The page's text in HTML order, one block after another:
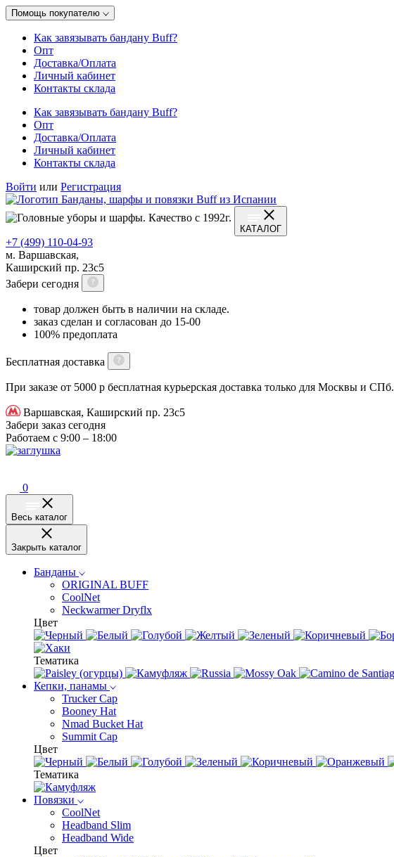
Помощь покупателю
Как завязывать бандану Buff?
Опт
Доставка/Оплата
Личный кабинет
Контакты склада
Как завязывать бандану Buff?
Опт
Доставка/Оплата
Личный кабинет
Контакты склада
Войти или Регистрация
КАТАЛОГ
+7 (499) 110-04-93
м. Варшавская,
Каширский пр. 23с5
Забери сегодня
товар должен быть в наличии на складе.
заказ сделан и согласован до 15-00
100% предоплата
Бесплатная доставка
При заказе от 5000 р бесплатная курьерская доставка только для Москвы и СПб.
Варшавская, Каширский пр. 23с5
Забери заказ сегодня
Работаем с 9:00 – 18:00
0
Весь каталог
Закрыть каталог
Банданы
ORIGINAL BUFF
CoolNet
Neckwarmer Dryflx
Цвет
Тематика
Кепки, панамы
Trucker Cap
Booney Hat
Nmad Bucket Hat
Summit Cap
Цвет
Тематика
Повязки
CoolNet
Headband Slim
Headband Wide
Цвет